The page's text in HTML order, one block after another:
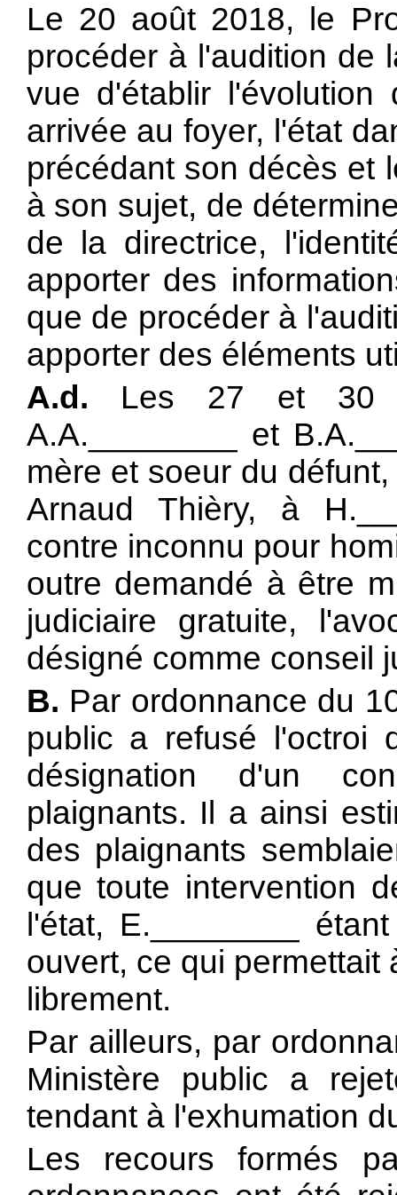
Le 20 août 2018, le
procéder à l'audition de
vue d'établir l'évolution
arrivée au foyer, l'état
précédant son décès et
à son sujet, de
de la directrice,
apporter des
que de procéder à
apporter des éléments
A.d. Les 27 et 30
A.A.________ et
mère et soeur du
Arnaud Thièry, à
contre inconnu pour
outre demandé à être
judiciaire gratuite,
désigné comme conseil
B. Par ordonnance du
public a refusé l'octroi
désignation d'un
plaignants. Il a ainsi
des plaignants
que toute intervention
l'état, E.________
ouvert, ce qui permettait
librement.
Par ailleurs, par
Ministère public a
tendant à l'exhumation
Les recours formés